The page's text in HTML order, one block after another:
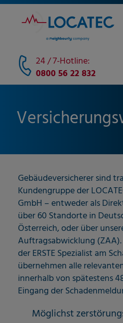
24 / 7-Hotline:
0800 56 22 832
Gebäudeversicherer sind
Kundengruppe der
GmbH – entweder als
über 60 Standorte in
Österreich, oder über
Auftragsabwicklung
der ERSTE Spezialist am
übernehmen alle
innerhalb von spätestens
Eingang der
Möglichst